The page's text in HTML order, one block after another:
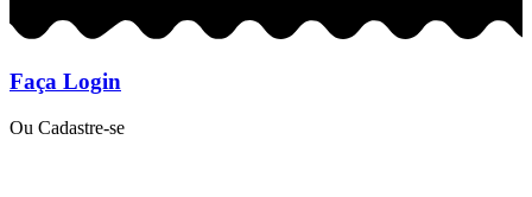
Faça Login
Ou Cadastre-se